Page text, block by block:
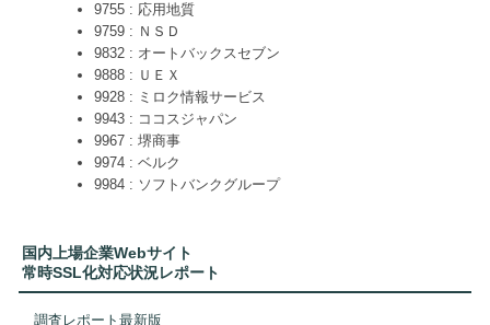
国内上場企業Webサイト
常時SSL化対応状況レポート
調査レポート最新版
9755 : 応用地質
9759 : ＮＳＤ
9832 : オートバックスセブン
9888 : ＵＥＸ
9928 : ミロク情報サービス
9943 : ココスジャパン
9967 : 堺商事
9974 : ベルク
9984 : ソフトバンクグループ